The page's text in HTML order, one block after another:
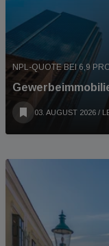
NPL-QUOTE BEI 6,9
03. AUGUST 2026 /